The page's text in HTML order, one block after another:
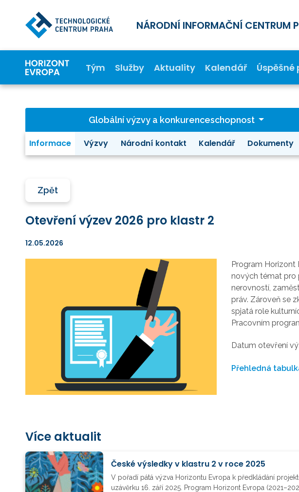
NÁRODNÍ INFORMAČNÍ CENTRUM
Tým Služby Aktuality Kalendář Úspěšné
Globální výzvy a konkurenceschopnost
Informace Výzvy Národní kontakt Kalendář Dokumenty
Zpět
Otevření výzev 2026 pro klastr 2
12.05.2026
Program Horizont
nových témat pro
nerovností,
práv. Zároveň se
spjatá role
Pracovním
Datum otevření
Přehledná
Více aktualit
České výsledky v klastru 2 v roce 2025
V pořadí pátá výzva Horizontu Evropa k předkládání
uzávěrku 16. září 2025. Program Horizont Evropa